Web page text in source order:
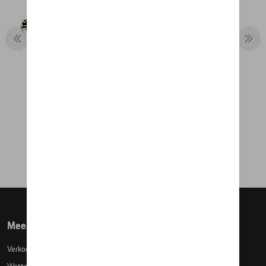
Meer info
Verkoopsvoorwaarden